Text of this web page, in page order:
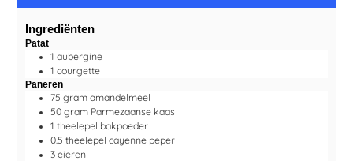
Ingrediënten
Patat
1 aubergine
1 courgette
Paneren
75 gram amandelmeel
50 gram Parmezaanse kaas
1 theelepel bakpoeder
0.5 theelepel cayenne peper
3 eieren